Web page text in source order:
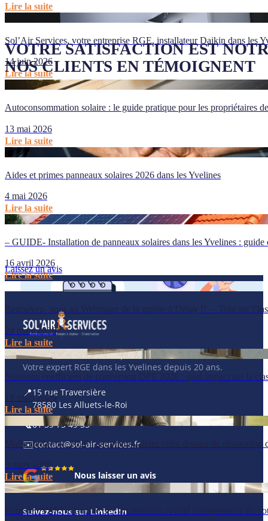
Lire la suite
Sol’Air Services, votre entreprise RGE, installateur Daikin dans les
14 juin 2026
Lire la suite
Autoconsommation solaire : le guide pratique pour les propriétaires
13 mai 2026
Lire la suite
Aides et primes panneaux solaires 2026 dans les Yvelines
4 mai 2026
Lire la suite
– GUIDE- Installation de panneaux solaires dans les Yvelines :
16 avril 2026
Lire la suite
Retrouvez- nous au Webinaire de la mairie d’Orsay !! – Tout sur
24 mars 2026
Lire la suite
Nouveau coefficient de conversion DPE 2026 : quel impact sur la
18 mars 2026
Lire la suite
MaPrimeRénov’ 2026 : comment valider votre dossier de
3 mars 2026
Lire la suite
Entretien VMC et qualité de l’air intérieur : l’allié indispensable de
VOTRE SATISFACTION EST
NOS CLIENTS EN TÉMOIGNENT
Très
2026... A
Laissez un avis
Panneaux solaires · Pompes à chaleur · Climatisation.
Votre expert RGE dans les Yvelines depuis 20 ans.
📍15 rue Traversière
78580 Les Alluets-le-Roi
📞01 39 75 49 55
✉️contact@sol-air-services.fr
Nous laisser un avis
Suivez-nous sur LinkedIn